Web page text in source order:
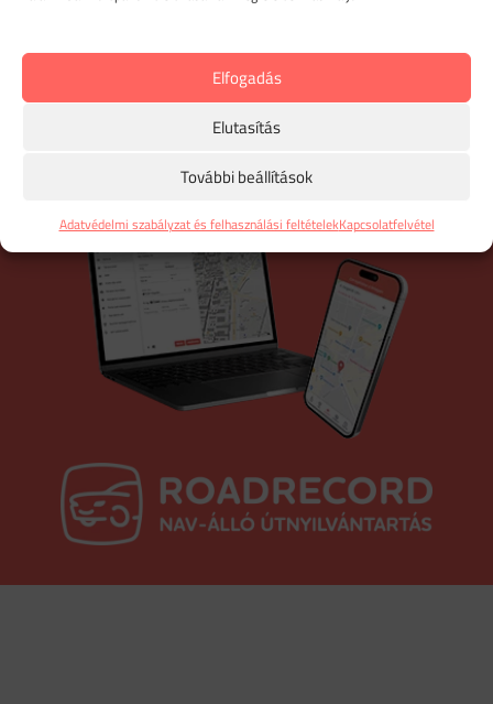
Elfogadás
Elutasítás
További beállítások
Adatvédelmi szabályzat és felhasználási feltételekKapcsolatfelvétel
kiküldetési rendelvényedet,akár visszamenőlegesen
Az útnyilvántartó program Mac (Apple) gépen is
megy. Napi adatmentés a felhőbe.
IRÁNY AZ ÚTNYILVÁNTARTÁS